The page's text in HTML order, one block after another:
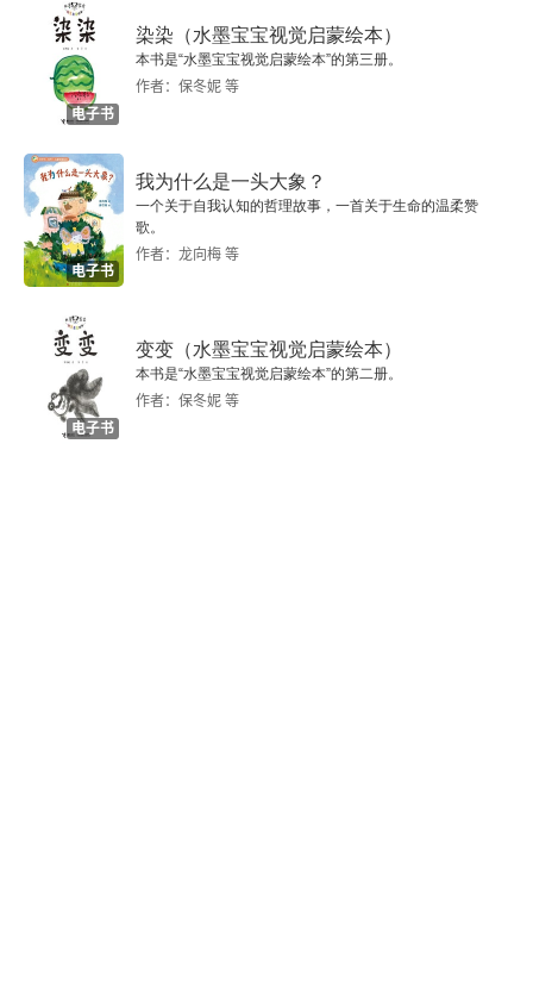
电子书
染染（水墨宝宝视觉启蒙绘本）
本书是“水墨宝宝视觉启蒙绘本”的第三册。
作者：保冬妮 等
电子书
我为什么是一头大象？
一个关于自我认知的哲理故事，一首关于生命的温柔赞
歌。
作者：龙向梅 等
电子书
变变（水墨宝宝视觉启蒙绘本）
本书是“水墨宝宝视觉启蒙绘本”的第二册。
作者：保冬妮 等